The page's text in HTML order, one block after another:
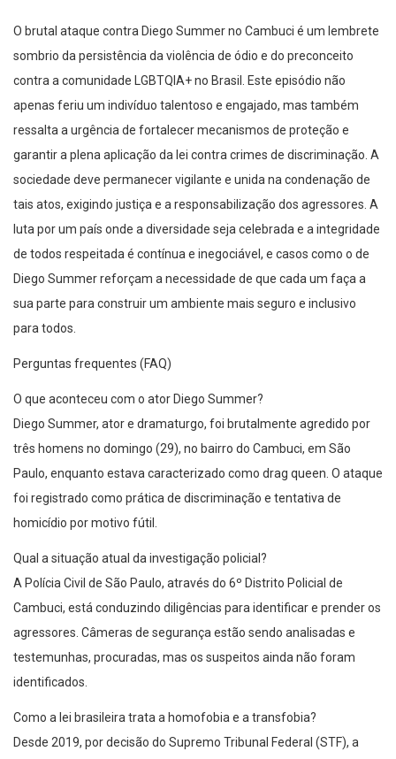
O brutal ataque contra Diego Summer no Cambuci é um lembrete
sombrio da persistência da violência de ódio e do preconceito
contra a comunidade LGBTQIA+ no Brasil. Este episódio não
apenas feriu um indivíduo talentoso e engajado, mas também
ressalta a urgência de fortalecer mecanismos de proteção e
garantir a plena aplicação da lei contra crimes de discriminação. A
sociedade deve permanecer vigilante e unida na condenação de
tais atos, exigindo justiça e a responsabilização dos agressores. A
luta por um país onde a diversidade seja celebrada e a integridade
de todos respeitada é contínua e inegociável, e casos como o de
Diego Summer reforçam a necessidade de que cada um faça a
sua parte para construir um ambiente mais seguro e inclusivo
para todos.
Perguntas frequentes (FAQ)
O que aconteceu com o ator Diego Summer?
Diego Summer, ator e dramaturgo, foi brutalmente agredido por
três homens no domingo (29), no bairro do Cambuci, em São
Paulo, enquanto estava caracterizado como drag queen. O ataque
foi registrado como prática de discriminação e tentativa de
homicídio por motivo fútil.
Qual a situação atual da investigação policial?
A Polícia Civil de São Paulo, através do 6º Distrito Policial de
Cambuci, está conduzindo diligências para identificar e prender os
agressores. Câmeras de segurança estão sendo analisadas e
testemunhas, procuradas, mas os suspeitos ainda não foram
identificados.
Como a lei brasileira trata a homofobia e a transfobia?
Desde 2019, por decisão do Supremo Tribunal Federal (STF), a